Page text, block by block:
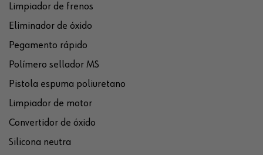
Limpiador de frenos
Eliminador de óxido
Pegamento rápido
Polímero sellador MS
Pistola espuma poliuretano
Limpiador de motor
Convertidor de óxido
Silicona neutra